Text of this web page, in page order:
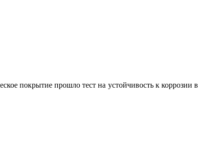
покрытие прошло тест на устойчивость к коррозии в